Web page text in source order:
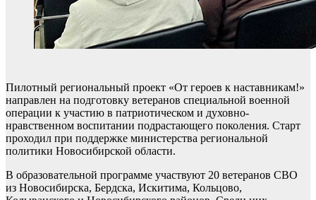
Пилотный региональный проект «От героев к наставникам!»
направлен на подготовку ветеранов специальной военной
операции к участию в патриотическом и духовно-
нравственном воспитании подрастающего поколения. Старт
проходил при поддержке министерства региональной
политики Новосибирской области.
В образовательной программе участвуют 20 ветеранов СВО
из Новосибирска, Бердска, Искитима, Кольцово,